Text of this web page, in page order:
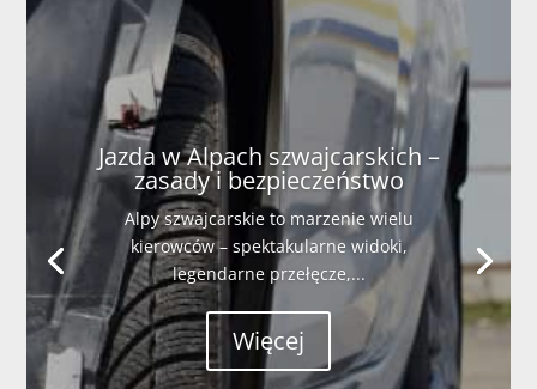
Jazda w Alpach szwajcarskich –
zasady i bezpieczeństwo
Alpy szwajcarskie to marzenie wielu
kierowców – spektakularne widoki,
legendarne przełęcze,...
Więcej